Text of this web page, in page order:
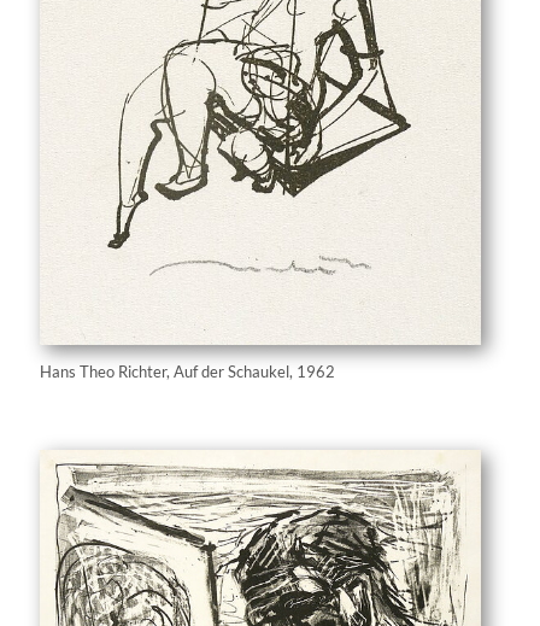
Hans Theo Richter, Auf der Schaukel, 1962